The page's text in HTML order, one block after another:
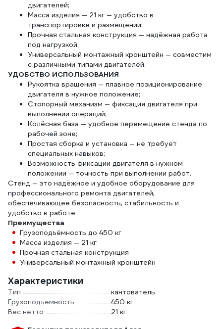
двигателей;
Масса изделия — 21 кг — удобство в
транспортировке и размещении;
Прочная стальная конструкция — надёжная работа
под нагрузкой;
Универсальный монтажный кронштейн — совместим
с различными типами двигателей.
УДОБСТВО ИСПОЛЬЗОВАНИЯ
Рукоятка вращения — плавное позиционирование
двигателя в нужное положение;
Стопорный механизм — фиксация двигателя при
выполнении операций;
Колёсная база — удобное перемещение стенда по
рабочей зоне;
Простая сборка и установка — не требует
специальных навыков;
Возможность фиксации двигателя в нужном
положении — точность при выполнении работ.
Стенд — это надёжное и удобное оборудование для
профессионального ремонта двигателей,
обеспечивающее безопасность, стабильность и
удобство в работе.
Преимущества
Грузоподъёмность до 450 кг
Масса изделия — 21 кг
Прочная стальная конструкция
Универсальный монтажный кронштейн
Характеристики
Тип
кантователь
Грузоподъемность
450 кг
Вес нетто
21 кг